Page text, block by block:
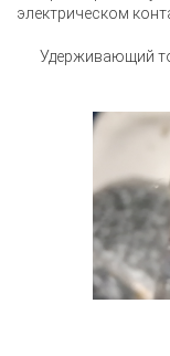
электрическом
Удерживающий